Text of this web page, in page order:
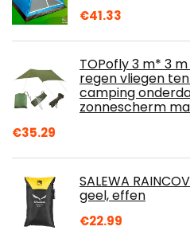
€41.33
TOPofly 3 m* 3
regen vliegen
camping
zonnescherm
€35.29
SALEWA
geel, effen
€22.99